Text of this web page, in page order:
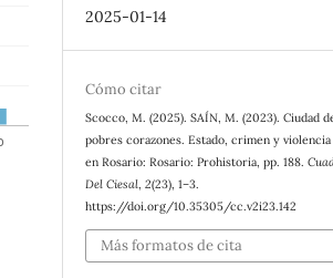
2025-01-14
Cómo citar
Scocco, M. (2025). SAÍN, M. (2023). Ciudad
pobres corazones. Estado, crimen y
en Rosario: Rosario: Prohistoria, pp. 188.
Del Ciesal,2(23), 1–3.
https://doi.org/10.35305/cc.v2i23.142
Más formatos de cita